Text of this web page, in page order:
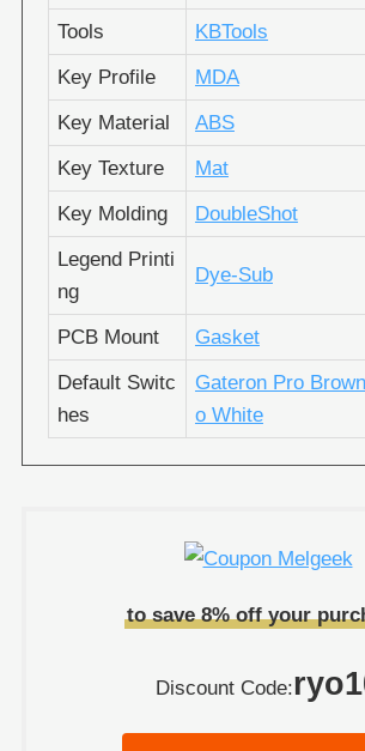
Tools
KBTools
Key Profile
MDA
Key Material
ABS
Key Texture
Mat
Key Molding
DoubleShot
Legend Printi
ng
Dye-Sub
PCB Mount
Gasket
Default Switc
hes
Gateron Pro Brown
o White
to save 8% off your
Discount Code: